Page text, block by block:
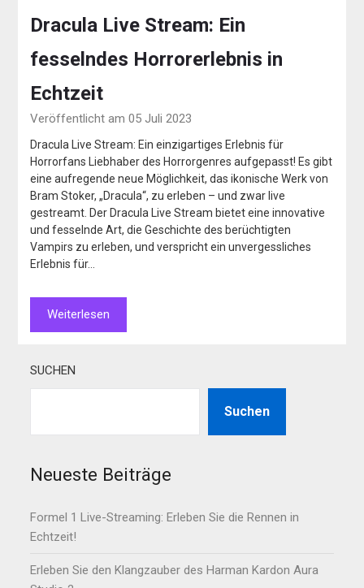
Dracula Live Stream: Ein
fesselndes Horrorerlebnis in
Echtzeit
Veröffentlicht am 05 Juli 2023
Dracula Live Stream: Ein einzigartiges Erlebnis für
Horrorfans Liebhaber des Horrorgenres aufgepasst! Es gibt
eine aufregende neue Möglichkeit, das ikonische Werk von
Bram Stoker, „Dracula“, zu erleben – und zwar live
gestreamt. Der Dracula Live Stream bietet eine innovative
und fesselnde Art, die Geschichte des berüchtigten
Vampirs zu erleben, und verspricht ein unvergessliches
Erlebnis für…
Weiterlesen
SUCHEN
Suchen
Neueste Beiträge
Formel 1 Live-Streaming: Erleben Sie die Rennen in
Echtzeit!
Erleben Sie den Klangzauber des Harman Kardon Aura